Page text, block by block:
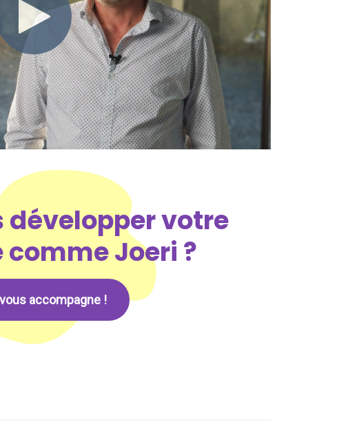
votre
Joeri ?
accompagne !